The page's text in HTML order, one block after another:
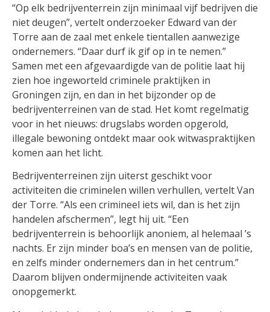
“Op elk bedrijventerrein zijn minimaal vijf bedrijven die
niet deugen”, vertelt onderzoeker Edward van der
Torre aan de zaal met enkele tientallen aanwezige
ondernemers. “Daar durf ik gif op in te nemen.”
Samen met een afgevaardigde van de politie laat hij
zien hoe ingeworteld criminele praktijken in
Groningen zijn, en dan in het bijzonder op de
bedrijventerreinen van de stad. Het komt regelmatig
voor in het nieuws: drugslabs worden opgerold,
illegale bewoning ontdekt maar ook witwaspraktijken
komen aan het licht.
Bedrijventerreinen zijn uiterst geschikt voor
activiteiten die criminelen willen verhullen, vertelt Van
der Torre. “Als een crimineel iets wil, dan is het zijn
handelen afschermen”, legt hij uit. “Een
bedrijventerrein is behoorlijk anoniem, al helemaal ’s
nachts. Er zijn minder boa’s en mensen van de politie,
en zelfs minder ondernemers dan in het centrum.”
Daarom blijven ondermijnende activiteiten vaak
onopgemerkt.